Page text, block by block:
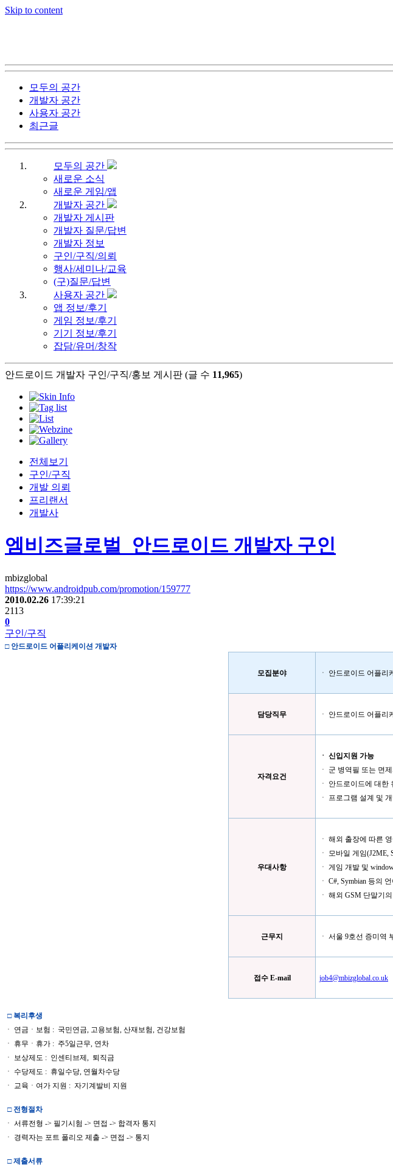
Skip to content
모두의 공간
개발자 공간
사용자 공간
최근글
모두의 공간
새로운 소식
새로운 게임/앱
개발자 공간
개발자 게시판
개발자 질문/답변
개발자 정보
구인/구직/의뢰
행사/세미나/교육
(구)질문/답변
사용자 공간
앱 정보/후기
게임 정보/후기
기기 정보/후기
잡담/유머/창작
안드로이드 개발자 구인/구직/홍보 게시판 (글 수 11,965)
전체보기
구인/구직
개발 의뢰
프리랜서
개발사
엠비즈글로벌_안드로이드 개발자 구인
mbizglobal
https://www.androidpub.com/promotion/159777
2010.02.26 17:39:21
2113
0
구인/구직
□ 안드로이드 어플리케이션 개발자
모집분야 ㆍ 안드로이드 어플리
담당직무 ㆍ 안드로이드 어플리
자격요건
ㆍ 신입지원 가능
ㆍ 군 병역필 또는 면
ㆍ 안드로이드에 대
ㆍ 프로그램 설계 및
우대사항
ㆍ 해외 출장에 따른
ㆍ 모바일 게임(J2ME,
ㆍ 게임 개발 및
ㆍ C#, Symbian 등의
ㆍ 해외 GSM 단말기
근무지 ㆍ 서울 9호선 증미역
접수 E-mail job4@mbizglobal.co.uk
□ 복리후생
ㆍ 연금ㆍ보험 : 국민연금, 고용보험, 산재보험, 건강보험
ㆍ 휴무ㆍ휴가 : 주5일근무, 연차
ㆍ 보상제도 : 인센티브제, 퇴직금
ㆍ 수당제도 : 휴일수당, 연월차수당
ㆍ 교육ㆍ여가 지원 : 자기계발비 지원
□ 전형절차
ㆍ 서류전형 -> 필기시험 -> 면접 -> 합격자 통지
ㆍ 경력자는 포트 폴리오 제출 -> 면접 -> 통지
□제출서류